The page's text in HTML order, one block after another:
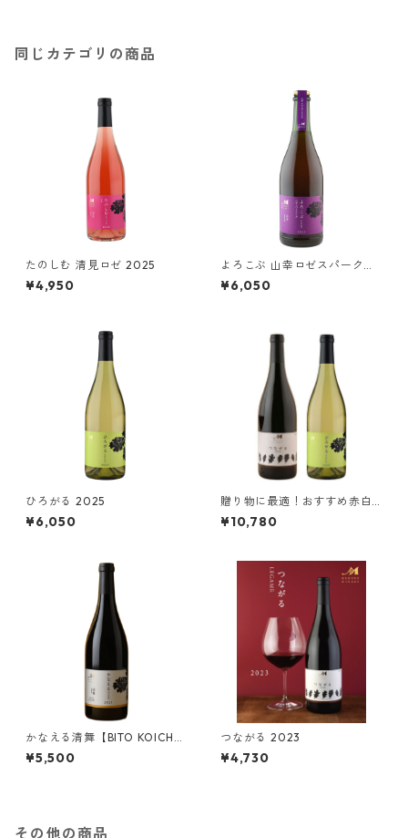
同じカテゴリの商品
たのしむ 清見ロゼ 2025
¥4,950
よろこぶ 山幸ロゼスパークリ
ング 2024
¥6,050
ひろがる 2025
¥6,050
贈り物に最適！おすすめ赤白
ワインセット【夏限定】
¥10,780
かなえる清舞【BITO KOICH
I】2023
¥5,500
つながる 2023
¥4,730
その他の商品